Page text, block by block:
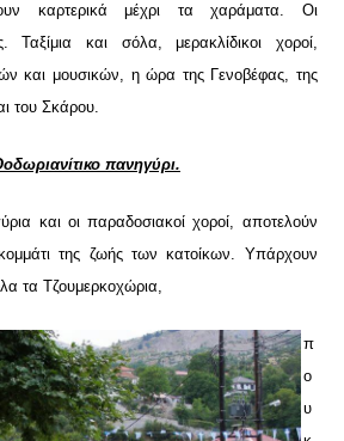
καρτερικά μέχρι τα χαράματα. Οι
Ταξίμια και σόλα, μερακλίδικοι χοροί,
και μουσικών, η ώρα της Γενοβέφας, της
του Σκάρου.
πανηγύρι.
και οι παραδοσιακοί χοροί, αποτελούν
της ζωής των κατοίκων. Υπάρχουν
τα Τζουμερκοχώρια,
π
ο
υ